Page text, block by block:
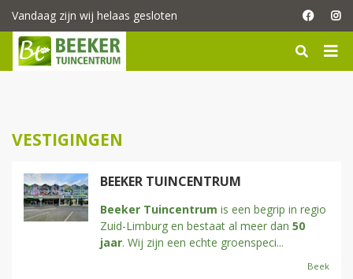
a
Vandaag zijn wij helaas gesloten
VESTIGINGEN
BEEKER TUINCENTRUM
Beeker Tuincentrum is een begrip in regio
Zuid-Limburg en bestaat al meer dan 50
jaar. Wij zijn een echte groenspeci...
Beek